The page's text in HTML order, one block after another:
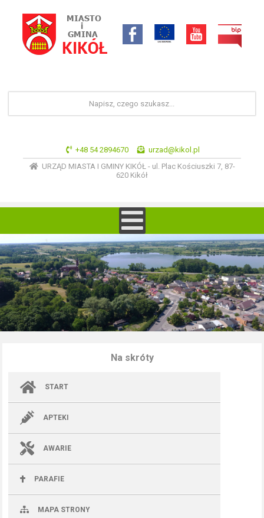
+48 54 2894670
urzad@kikol.pl
URZĄD MIASTA I GMINY KIKÓŁ - ul. Plac Kościuszki 7, 87-
620 Kikół
Na skróty
START
APTEKI
AWARIE
PARAFIE
MAPA STRONY